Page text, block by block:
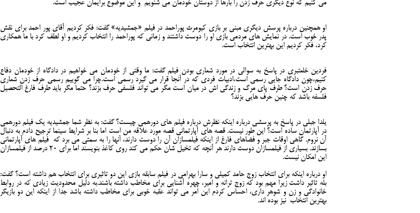
می کنیم که نوع دیگری حرف زدن را بارها از دوستان خودمان می شنویم و این موضوع برایمان عجیب است.
او همچنین درباره پرسش دیگری مبنی بر بازی کیومرث پوراحمد در فیلم «جمشیدیه» گفت: فکر کردیم آقای پور احمد برای نقش
پدر خوب است. در نمایش های مردمی بازی او را دوست داشتند و زمانی که پوراحمد را انتخاب کردیم و او لطف کرد با ما همکاری
کرد، فکر کردیم این بهترین انتخاب است.
فردین خلعتبری در پاسخ به سوالی در مورد شعاری بودن فیلم گفت: ما وقتی از خودمان می خواهیم در دادگاه از خودمان دفاع
کنیم،چون دادگاه جایی رسمی است،ادبیات فردی که در آنجا قرار می گیرد رسمی است.چرا می گوییم رسمی حرف زدن شعاری
حرف زدن است؟ طرف پای مرگ و زندگی اش در میان است مگر می تواند فلسفی حرف بزند؟ حتما مگر باید طرف فارغ التحصیل
فلسفه باشد که چنین حرف هایی بزند؟
یلدا جبلی در پاسخ به پرسشی درباره اینکه نظرش درباره فیلم های دورهمی چیست؟ گفت: به نظر شما جمشیدیه یک فیلم دورهمی
در آپارتمان ساده است؟ این طور نیست. قصه های آپارتمانی قصه مورد علاقه من است اما بنا بر شرایط سینما ترجیح دادم به دنبال
آن نروم. گاهی اوقات جبر و فضاهای فارغ از اینکه فیلمسازان آن را دوست دارند، آنها را به سمتی می برد که فیلم های آپارتمانی
بسازند. بسیاری از فیلمسازان دوست دارند هر آنچه که تخیل شان حکم می کند روی کاغذ بنویسند اما برای 20 درصد از فیلمسازان
این امکان نیست.
او درباره اینکه برای انتخاب زوج حامد کمیلی و سارا بهرامی در فیلم سابقه بازی این دو تاثیری برای انتخاب هم داشته است؟ گفت:
بله تاثیر داشت زیرا مهم بود که زوج ترانه و امیر، چهره آشنایی برای مخاطب داشته باشند.به دلیل محدودیت زیادی که در روابط
خانوادگی و زن و شوهر داری، احساس کردم این امر می تواند عقبه خوبی برای مخاطب داشته باشد جدا از اینکه این دو بازیگر
بهترین انتخاب نیز بوده اند.